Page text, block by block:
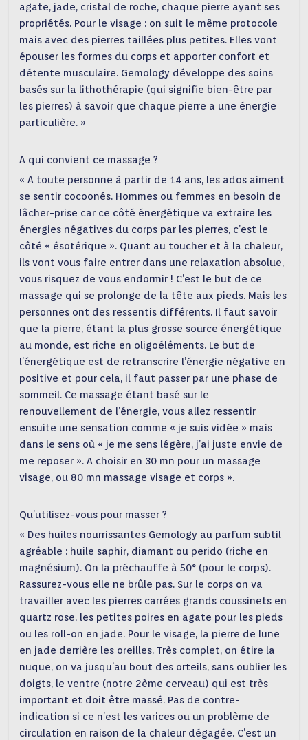
agate, jade, cristal de roche, chaque pierre ayant ses
propriétés. Pour le visage : on suit le même protocole
mais avec des pierres taillées plus petites. Elles vont
épouser les formes du corps et apporter confort et
détente musculaire. Gemology développe des soins
basés sur la lithothérapie (qui signifie bien-être par
les pierres) à savoir que chaque pierre a une énergie
particulière. »
A qui convient ce massage ?
« A toute personne à partir de 14 ans, les ados aiment
se sentir cocoonés. Hommes ou femmes en besoin de
lâcher-prise car ce côté énergétique va extraire les
énergies négatives du corps par les pierres, c’est le
côté « ésotérique ». Quant au toucher et à la chaleur,
ils vont vous faire entrer dans une relaxation absolue,
vous risquez de vous endormir ! C’est le but de ce
massage qui se prolonge de la tête aux pieds. Mais les
personnes ont des ressentis différents. Il faut savoir
que la pierre, étant la plus grosse source énergétique
au monde, est riche en oligoéléments. Le but de
l’énergétique est de retranscrire l’énergie négative en
positive et pour cela, il faut passer par une phase de
sommeil. Ce massage étant basé sur le
renouvellement de l’énergie, vous allez ressentir
ensuite une sensation comme « je suis vidée » mais
dans le sens où « je me sens légère, j’ai juste envie de
me reposer ». A choisir en 30 mn pour un massage
visage, ou 80 mn massage visage et corps ».
Qu’utilisez-vous pour masser ?
« Des huiles nourrissantes Gemology au parfum subtil
agréable : huile saphir, diamant ou perido (riche en
magnésium). On la préchauffe à 50° (pour le corps).
Rassurez-vous elle ne brûle pas. Sur le corps on va
travailler avec les pierres carrées grands coussinets en
quartz rose, les petites poires en agate pour les pieds
ou les roll-on en jade. Pour le visage, la pierre de lune
en jade derrière les oreilles. Très complet, on étire la
nuque, on va jusqu’au bout des orteils, sans oublier les
doigts, le ventre (notre 2ème cerveau) qui est très
important et doit être massé. Pas de contre-
indication si ce n’est les varices ou un problème de
circulation en raison de la chaleur dégagée. C’est un